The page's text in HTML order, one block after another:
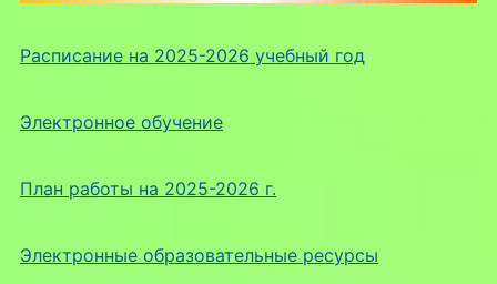
Расписание на 2025-2026 учебный год
Электронное обучение
План работы на 2025-2026 г.
Электронные образовательные ресурсы